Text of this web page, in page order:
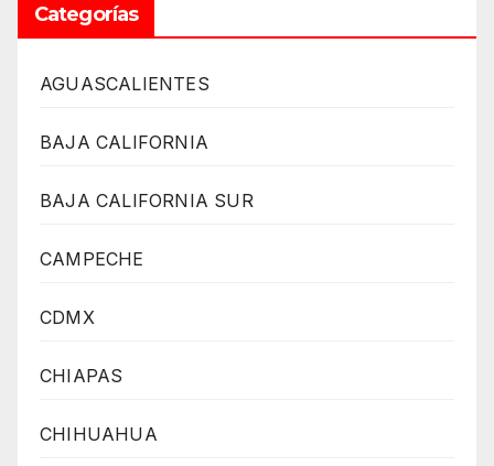
Categorías
AGUASCALIENTES
BAJA CALIFORNIA
BAJA CALIFORNIA SUR
CAMPECHE
CDMX
CHIAPAS
CHIHUAHUA